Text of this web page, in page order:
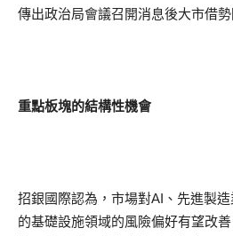
傳出政治局會議召開消息後大市借勢
重點板塊的結構性機會
招銀國際認為，市場對AI、先進製
的基礎設施領域的風險偏好有望改